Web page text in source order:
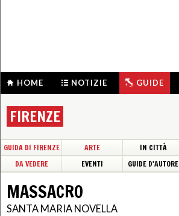
HOME NOTIZIE GUIDE
FIRENZE
GUIDA DI FIRENZE ARTE IN CITTÀ
DA VEDERE
EVENTI GUIDE D'AUTORE
MASSACRO
SANTA MARIA NOVELLA